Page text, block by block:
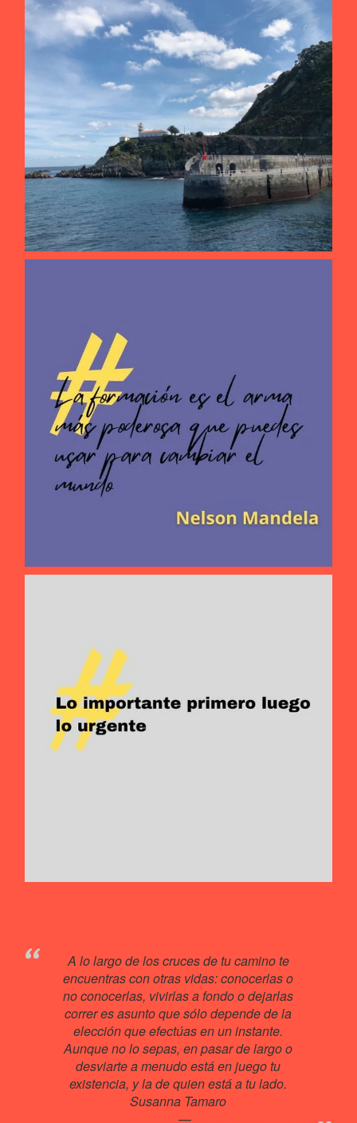
A lo largo de los cruces de tu camino te
encuentras con otras vidas: conocerlas o
no conocerlas, vivirlas a fondo o dejarlas
correr es asunto que sólo depende de la
elección que efectúas en un instante.
Aunque no lo sepas, en pasar de largo o
desviarte a menudo está en juego tu
existencia, y la de quien está a tu lado.
Susanna Tamaro